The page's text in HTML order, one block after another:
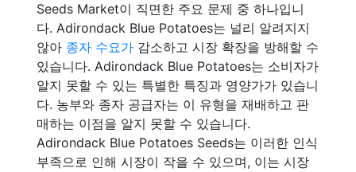
Seeds Market이 직면한 주요 문제 중 하나입니
다. Adirondack Blue Potatoes는 널리 알려지지
않아 종자 수요가 감소하고 시장 확장을 방해할 수
있습니다. Adirondack Blue Potatoes는 소비자가
알지 못할 수 있는 특별한 특징과 영양가가 있습니
다. 농부와 종자 공급자는 이 유형을 재배하고 판
매하는 이점을 알지 못할 수 있습니다.
Adirondack Blue Potatoes Seeds는 이러한 인식
부족으로 인해 시장이 작을 수 있으며, 이는 시장